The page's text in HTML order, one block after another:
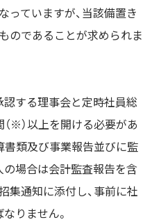
っていますが、当該備置き
のであることが求められま
認する理事会と定時社員総
（※）以上を開ける必要があ
書類及び事業報告並びに監
の場合は会計監査報告を含
集通知に添付し、事前に社
りません。